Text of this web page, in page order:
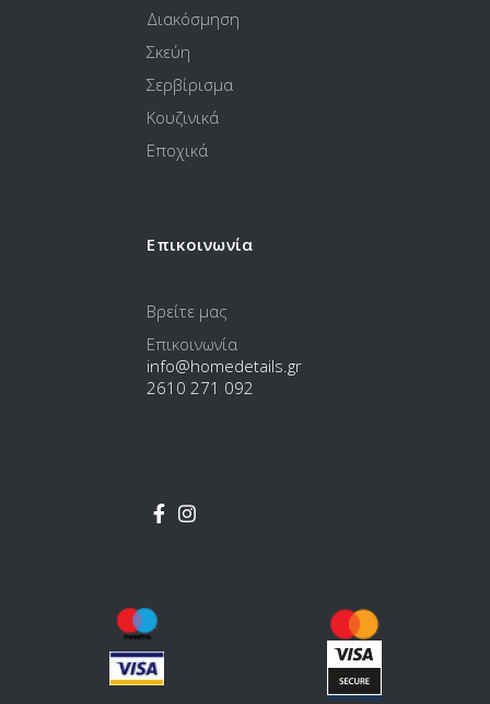
Διακόσμηση
Σκεύη
Σερβίρισμα
Κουζινικά
Εποχικά
Επικοινωνία
Βρείτε μας
Επικοινωνία
info@homedetails.gr
2610 271 092